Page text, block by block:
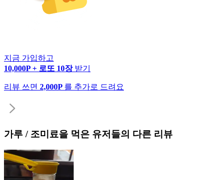
지금 가입하고
10,000P + 로또 10장 받기
리뷰 쓰면 2,000P 를 추가로 드려요
가루 / 조미료을 먹은 유저들의 다른 리뷰